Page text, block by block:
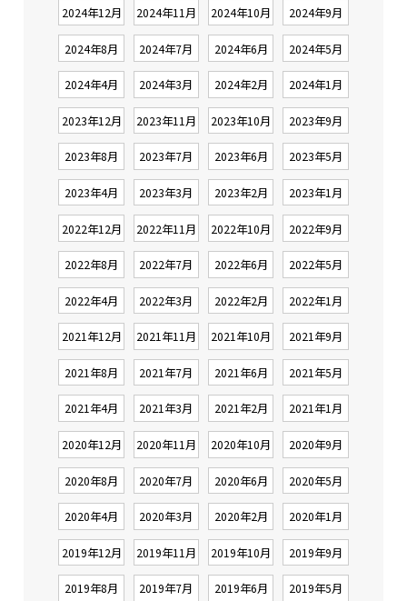
2024年12月 2024年11月 2024年10月 2024年9月
2024年8月 2024年7月 2024年6月 2024年5月
2024年4月 2024年3月 2024年2月 2024年1月
2023年12月 2023年11月 2023年10月 2023年9月
2023年8月 2023年7月 2023年6月 2023年5月
2023年4月 2023年3月 2023年2月 2023年1月
2022年12月 2022年11月 2022年10月 2022年9月
2022年8月 2022年7月 2022年6月 2022年5月
2022年4月 2022年3月 2022年2月 2022年1月
2021年12月 2021年11月 2021年10月 2021年9月
2021年8月 2021年7月 2021年6月 2021年5月
2021年4月 2021年3月 2021年2月 2021年1月
2020年12月 2020年11月 2020年10月 2020年9月
2020年8月 2020年7月 2020年6月 2020年5月
2020年4月 2020年3月 2020年2月 2020年1月
2019年12月 2019年11月 2019年10月 2019年9月
2019年8月 2019年7月 2019年6月 2019年5月